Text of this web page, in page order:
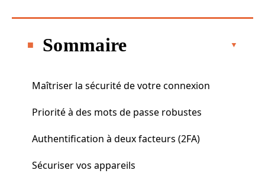
Sommaire
Maîtriser la sécurité de votre connexion
Priorité à des mots de passe robustes
Authentification à deux facteurs (2FA)
Sécuriser vos appareils